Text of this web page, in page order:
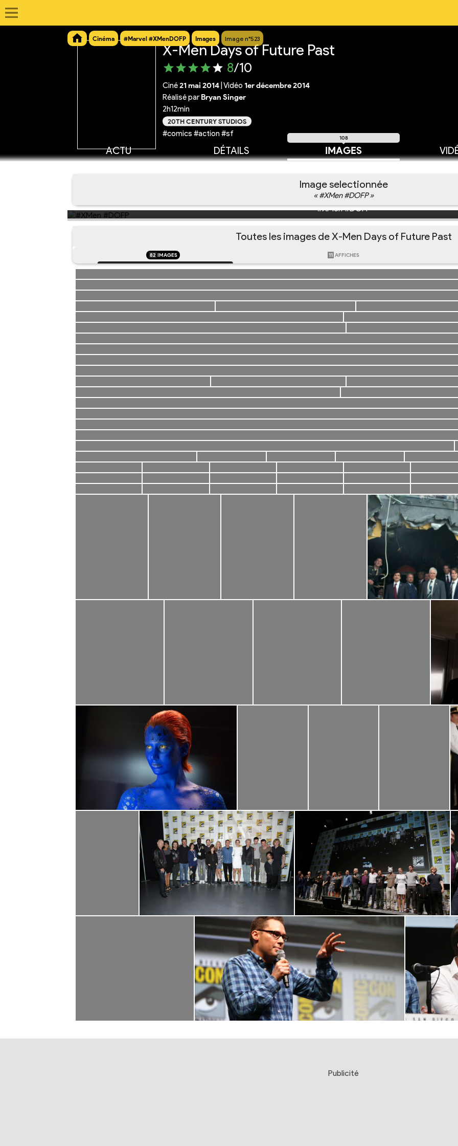
Cinéma #Marvel #XMenDOFP Images Image n°523
X-Men Days of Future Past
8/10
Ciné21 mai 2014 Vidéo 1er décembre 2014
Réalisé par Bryan Singer
2h12min
20TH CENTURY STUDIOS
#comics #action #sf
ACTU DÉTAILS IMAGES
108
Image selectionnée
« #XMen #DOFP »
#XMen #DOFP
Toutes les images de X-Men Days of Future Past
82 IMAGES 11 AFFICHES
Publicité